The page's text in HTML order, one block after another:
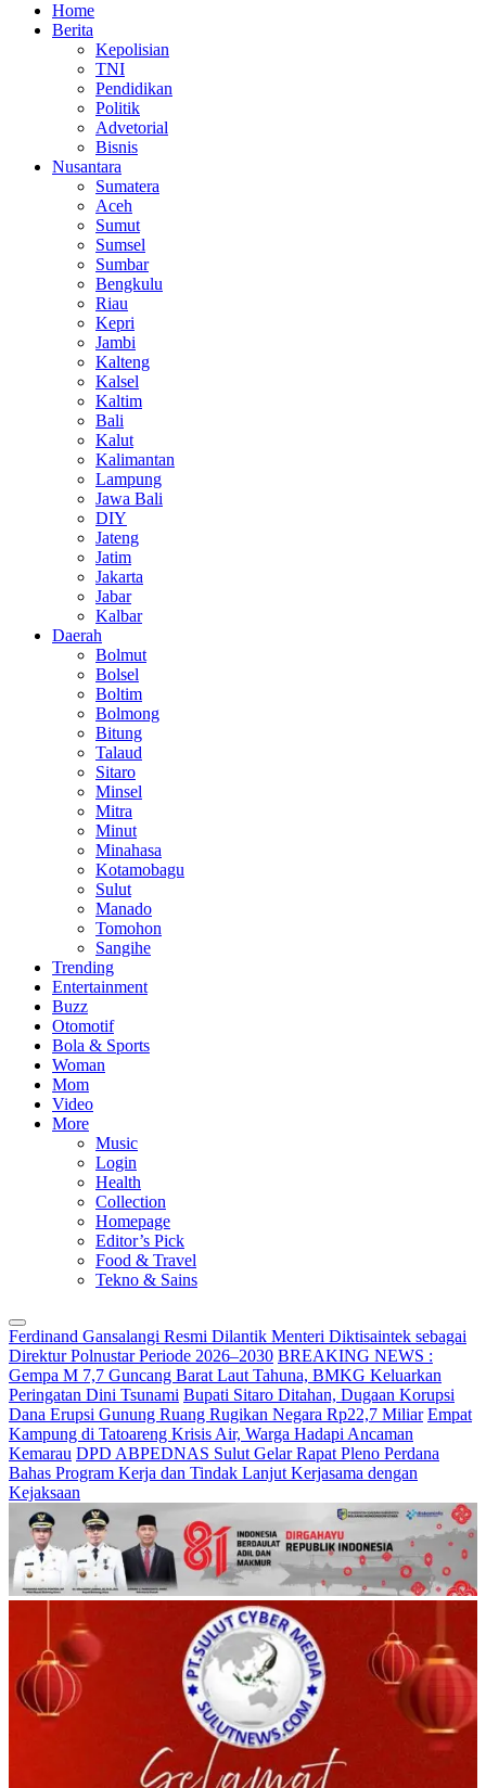
Home
Berita
Kepolisian
TNI
Pendidikan
Politik
Advetorial
Bisnis
Nusantara
Sumatera
Aceh
Sumut
Sumsel
Sumbar
Bengkulu
Riau
Kepri
Jambi
Kalteng
Kalsel
Kaltim
Bali
Kalut
Kalimantan
Lampung
Jawa Bali
DIY
Jateng
Jatim
Jakarta
Jabar
Kalbar
Daerah
Bolmut
Bolsel
Boltim
Bolmong
Bitung
Talaud
Sitaro
Minsel
Mitra
Minut
Minahasa
Kotamobagu
Sulut
Manado
Tomohon
Sangihe
Trending
Entertainment
Buzz
Otomotif
Bola & Sports
Woman
Mom
Video
More
Music
Login
Health
Collection
Homepage
Editor’s Pick
Food & Travel
Tekno & Sains
Ferdinand Gansalangi Resmi Dilantik Menteri Diktisaintek sebagai
Direktur Polnustar Periode 2026–2030 BREAKING NEWS :
Gempa M 7,7 Guncang Barat Laut Tahuna, BMKG Keluarkan
Peringatan Dini Tsunami Bupati Sitaro Ditahan, Dugaan Korupsi
Dana Erupsi Gunung Ruang Rugikan Negara Rp22,7 Miliar Empat
Kampung di Tatoareng Krisis Air, Warga Hadapi Ancaman
Kemarau DPD ABPEDNAS Sulut Gelar Rapat Pleno Perdana
Bahas Program Kerja dan Tindak Lanjut Kerjasama dengan
Kejaksaan